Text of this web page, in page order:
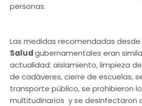
personas.
Las medidas recomendadas
Saludgubernamentales eran
actualidad: aislamiento, limpieza
de cadáveres, cierre de escuelas,
transporte público, se prohibieron
multitudinarios y se desinfectaron